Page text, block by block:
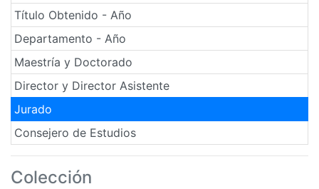
Título Obtenido - Año
Departamento - Año
Maestría y Doctorado
Director y Director Asistente
Jurado
Consejero de Estudios
Colección